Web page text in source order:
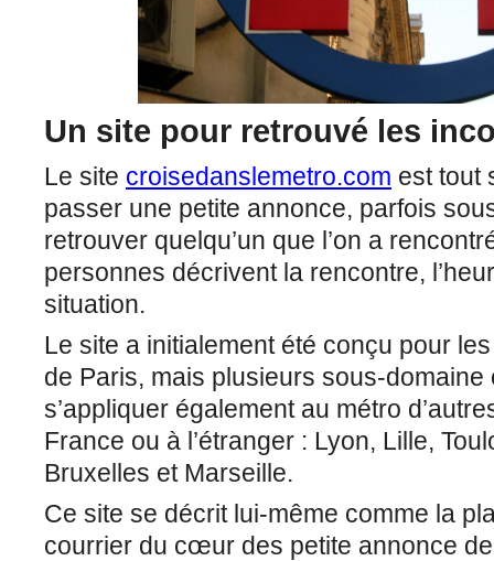
Un site pour retrouvé les
Le site croisedanslemetro.com est tout
passer une petite annonce, parfois
retrouver quelqu’un que l’on a
personnes décrivent la rencontre,
situation.
Le site a initialement été conçu pour
de Paris, mais plusieurs sous-domaine
s’appliquer également au métro
France ou à l’étranger : Lyon, Lille,
Bruxelles et Marseille.
Ce site se décrit lui-même comme la
courrier du cœur des petite annonce